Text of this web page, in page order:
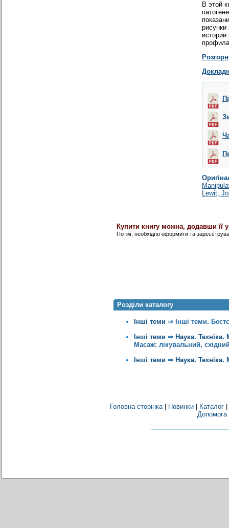
В этой
истории
Lewit,
Купити книгу можна, додавши
Потім, необхідно оформити та
Розділи каталогу
Інші теми ⇒ Інші теми.
Інші теми ⇒ Наука.
Масаж: лікувальний,
Інші теми ⇒ Наука.
Головна сторінка| Новинки| Каталог|
Допомога